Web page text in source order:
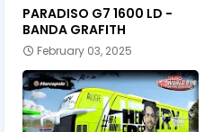
PARADISO G7 1600 LD -
BANDA GRAFITH
February 03, 2025